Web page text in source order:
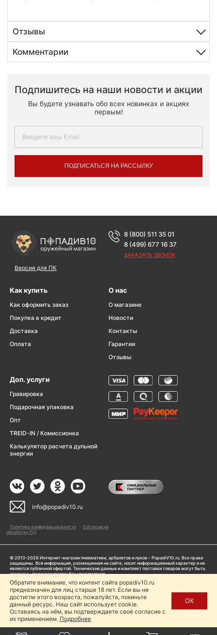
Отзывы
Комментарии
Подпишитесь на наши новости и акции
Вы будете узнавать обо всех новинках и акциях
первым!
ПОДПИСАТЬСЯ НА РАССЫЛКУ
Версия для ПК
8 (800) 511 35 01
8 (499) 677 16 37
ЗАКАЗАТЬ ЗВОНОК
Как купить
Как оформить заказ
Покупка в кредит
Доставка
Оплата
О нас
О магазине
Новости
Контакты
Гарантии
Отзывы
Доп. услуги
Гравировка
Подарочная упаковка
Опт
TREID-IN / Комиссионка
Калькулятор расчета дульной
энергии
info@popadiv10.ru
Политика конфиденциальности
Согласие на
обработку ПД
© 2013-2026 Интернет-магазин пневматики, арбалетов и луков – PopadiV10.ru. Все права
защищены. Вся информация, размещенная на сайте, носит информационный характер и не
является публичной офертой. Технические данные и комплект поставки товаров могут быть
изменены производителем без уведомления
Пользуясь сайтом Popadiv10.ru, пользователь автоматически соглашается с условиями,
прописанными в
Политике конфиденциальности
Копирование любой информации (тексты, фото, видео и др.) с сайта Popadiv10 запрещено,
за исключением наличия письменного согласия администрации сайта Popadiv10.
Обратите внимание, что контент сайта popadiv10.ru
предназначен для лиц старше 18 лет. Если вы не
достигли этого возраста, пожалуйста, покиньте
данный ресурс. Наш сайт использует cookie.
Оставаясь на нём, вы подтверждаете своё согласие с
их применением. Подробнее
ОК